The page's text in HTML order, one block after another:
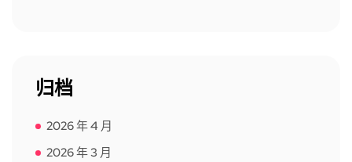
归档
2026 年 4 月
2026 年 3 月